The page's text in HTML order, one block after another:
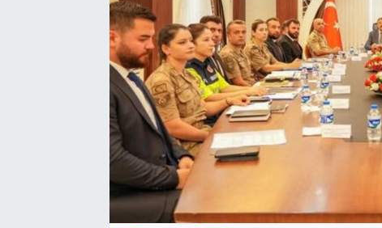
KÜLTÜR SANAT
MAGAZİN